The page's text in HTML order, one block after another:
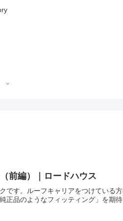
前編）｜ロードハウス
です。ルーフキャリアをつけている
品のようなフィッティング」を期